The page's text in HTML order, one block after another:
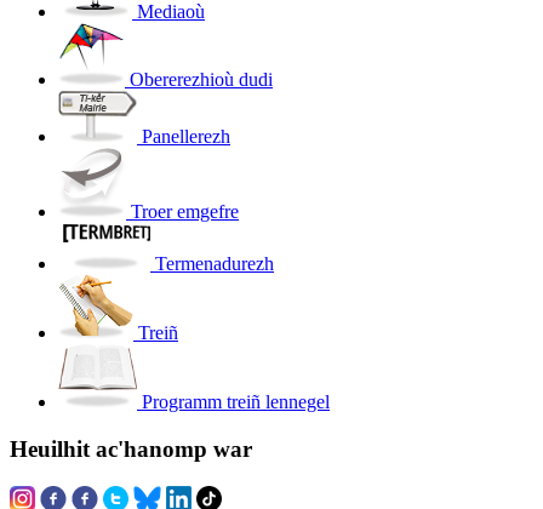
Mediaoù
Obererezhioù dudi
Panellerezh
Troer emgefre
Termenadurezh
Treiñ
Programm treiñ lennegel
Heuilhit ac'hanomp war